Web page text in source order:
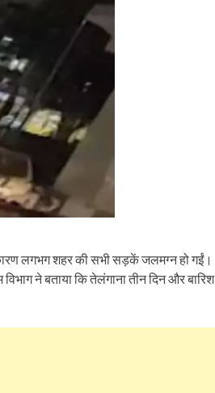
लगभग शहर की सभी सड़कें जलमग्न हो गईं।
ने बताया कि तेलंगाना तीन दिन और बारिश